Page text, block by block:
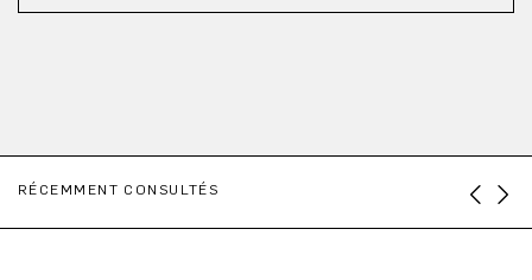
RÉCEMMENT CONSULTÉS